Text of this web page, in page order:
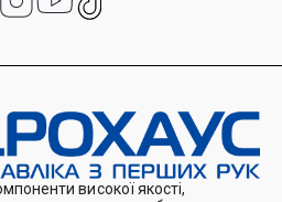
високої якості,